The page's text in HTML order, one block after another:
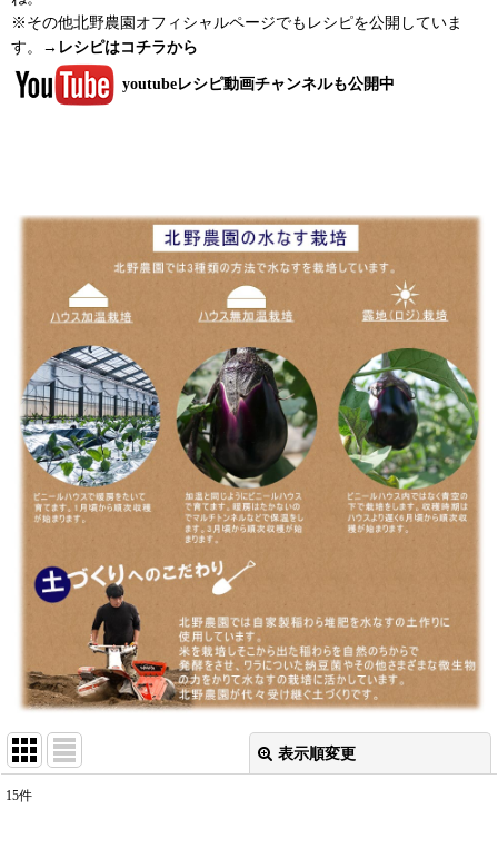
※その他北野農園オフィシャルページでもレシピを公開していま
す。
→レシピはコチラから
youtubeレシピ動画チャンネルも公開中
表示順変更
15件